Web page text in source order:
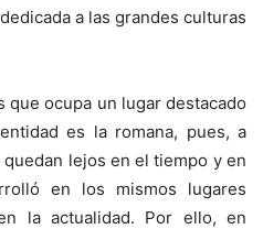
a las grandes culturas
que ocupa un lugar destacado
es la romana, pues, a
lejos en el tiempo y en
en los mismos lugares
la actualidad. Por ello, en